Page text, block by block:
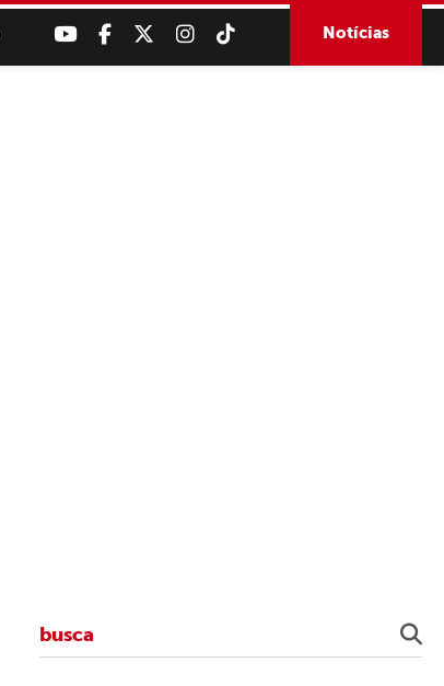
Notícias